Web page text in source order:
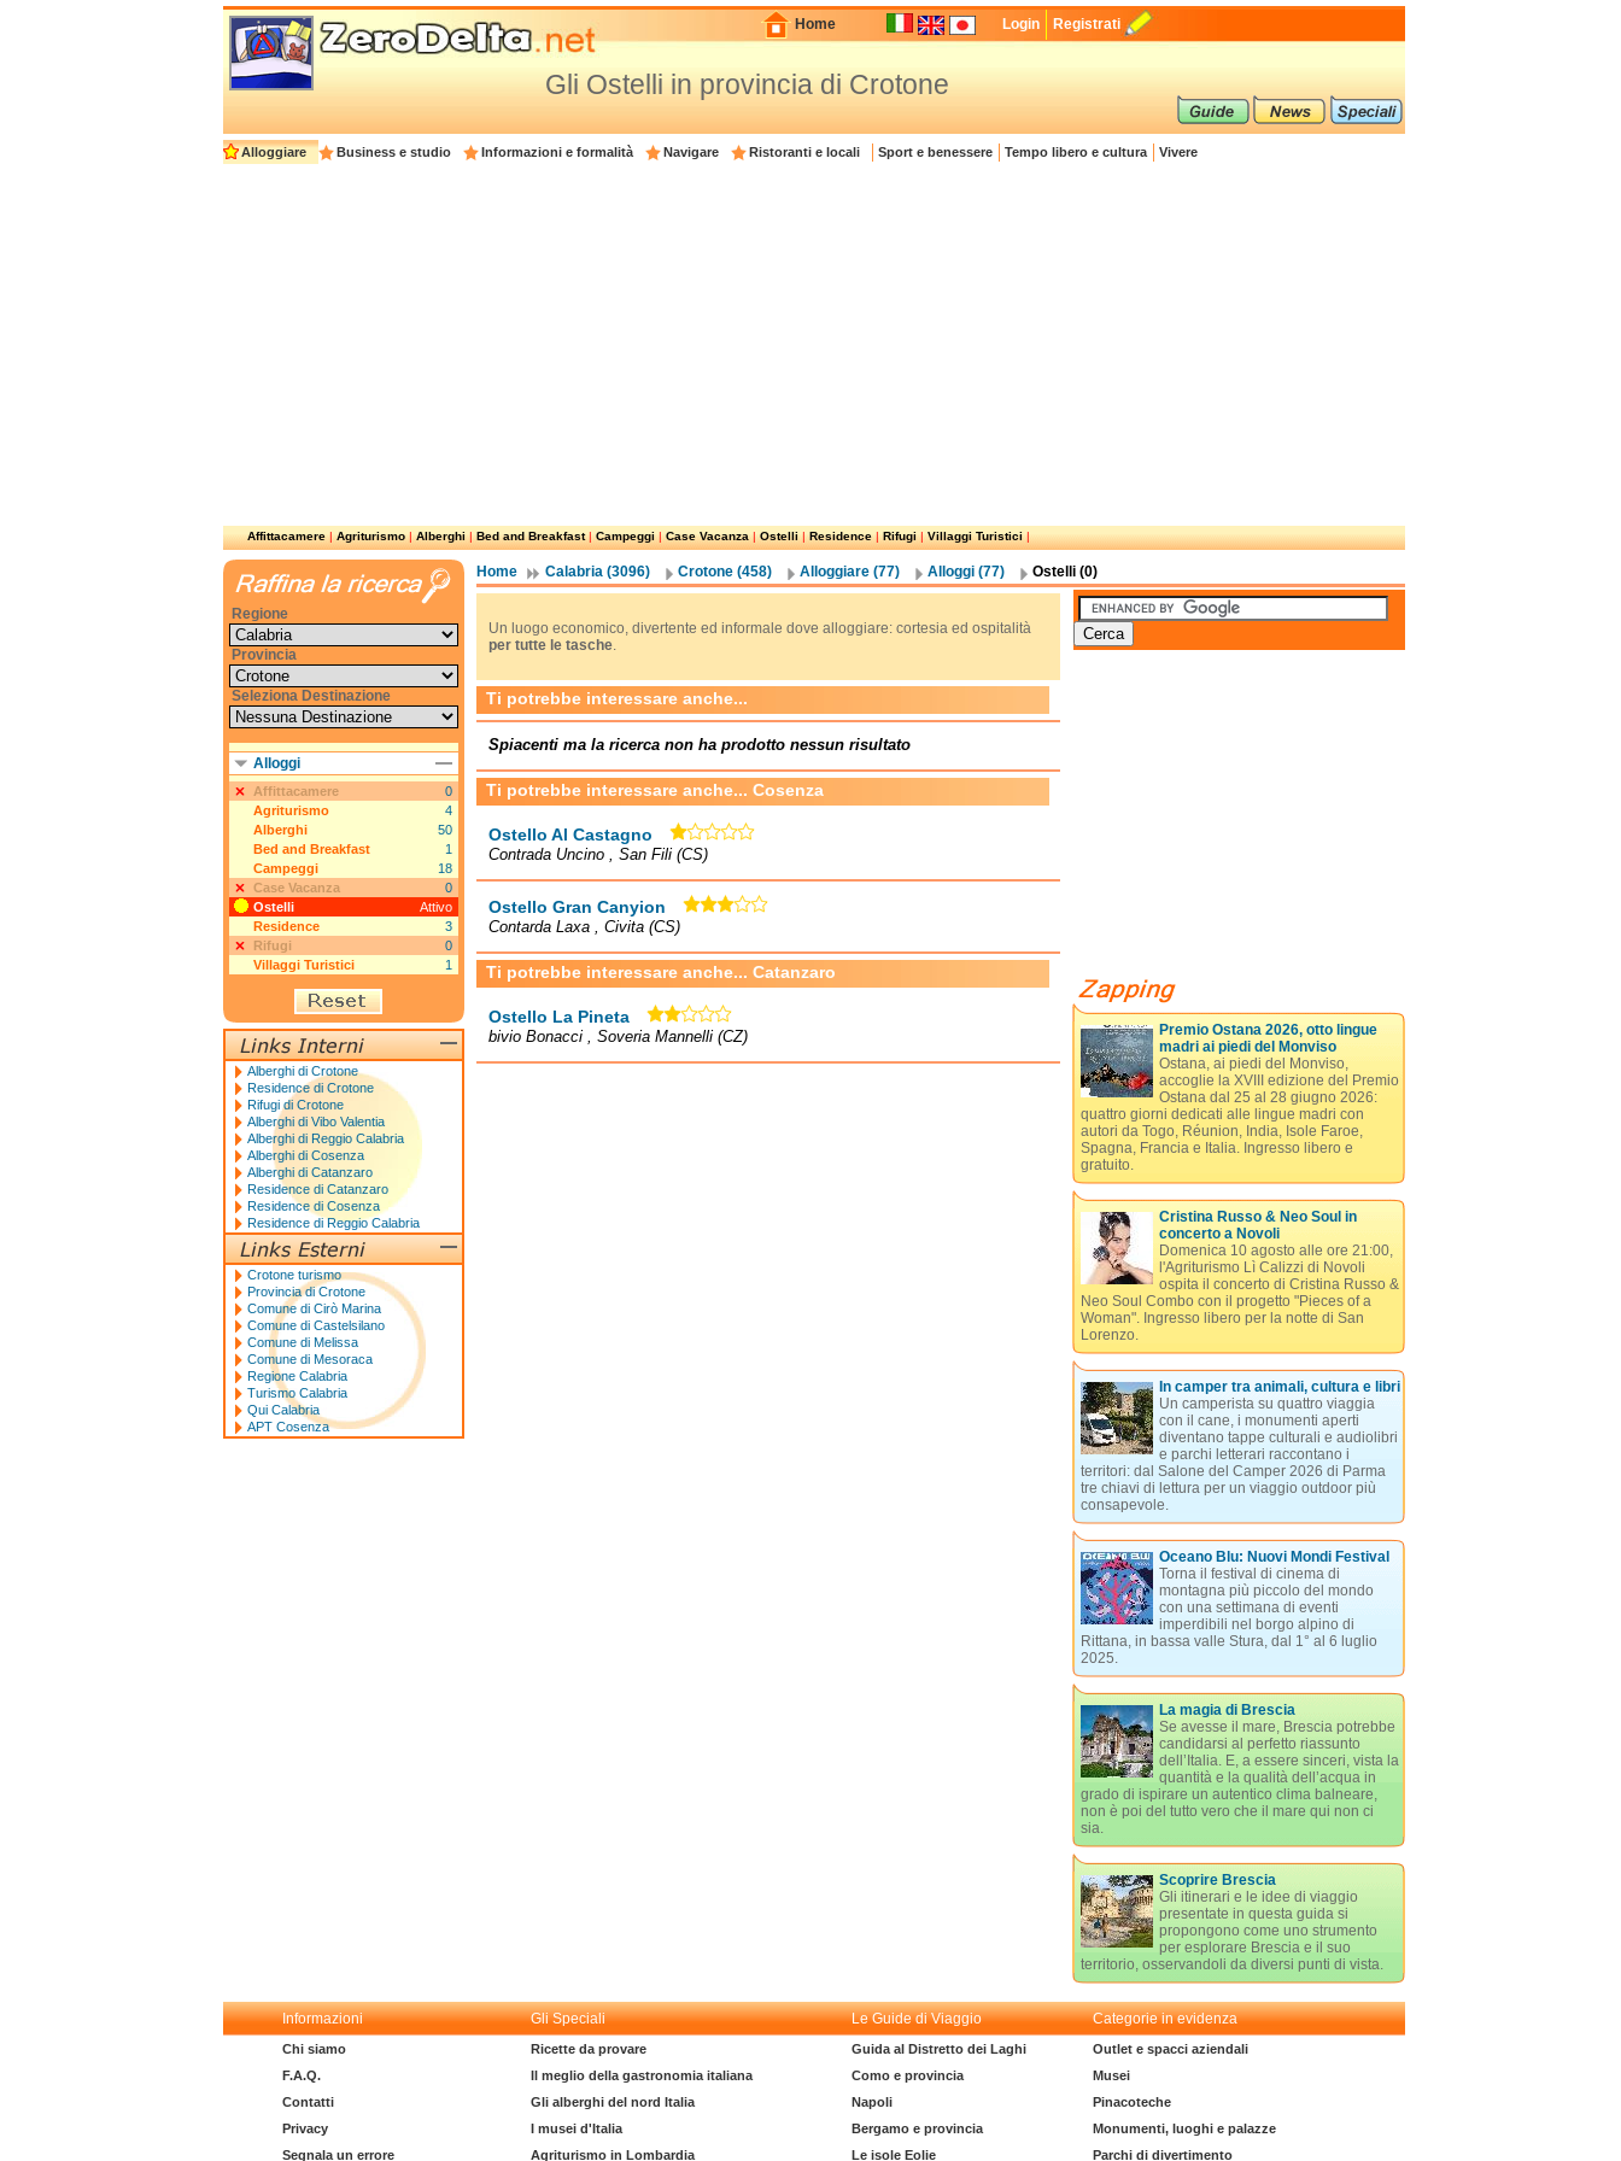
Home Login Registrati
Gli Ostelli in provincia di Crotone
Alloggiare Business e studio Informazioni e formalità Navigare Ristoranti e locali Sport e benessere Tempo libero e cultura Vivere
Affittacamere|Agriturismo|Alberghi|Bed and Breakfast|Campeggi|Case Vacanza|Ostelli|Residence|Rifugi|Villaggi Turistici|
Home Calabria (3096) Crotone (458) Alloggiare (77) Alloggi (77) Ostelli (0)
Un luogo economico, divertente ed informale dove alloggiare: cortesia ed ospitalità
per tutte le tasche.
Ti potrebbe interessare anche...
Spiacenti ma la ricerca non ha prodotto nessun risultato
Ti potrebbe interessare anche... Cosenza
Ostello Al Castagno
Contrada Uncino , San Fili (CS)
Ostello Gran Canyion
Contarda Laxa , Civita (CS)
Ti potrebbe interessare anche... Catanzaro
Ostello La Pineta
bivio Bonacci , Soveria Mannelli (CZ)
Premio Ostana 2026, otto lingue
madri ai piedi del Monviso
Ostana, ai piedi del Monviso,
accoglie la XVIII edizione del Premio
Ostana dal 25 al 28 giugno 2026:
quattro giorni dedicati alle lingue madri con
autori da Togo, Réunion, India, Isole Faroe,
Spagna, Francia e Italia. Ingresso libero e
gratuito.
Cristina Russo & Neo Soul in
concerto a Novoli
Domenica 10 agosto alle ore 21:00,
l'Agriturismo Lì Calizzi di Novoli
ospita il concerto di Cristina Russo &
Neo Soul Combo con il progetto "Pieces of a
Woman". Ingresso libero per la notte di San
Lorenzo.
In camper tra animali, cultura e libri
Un camperista su quattro viaggia
con il cane, i monumenti aperti
diventano tappe culturali e audiolibri
e parchi letterari raccontano i
territori: dal Salone del Camper 2026 di Parma
tre chiavi di lettura per un viaggio outdoor più
consapevole.
Oceano Blu: Nuovi Mondi Festival
Torna il festival di cinema di
montagna più piccolo del mondo
con una settimana di eventi
imperdibili nel borgo alpino di
Rittana, in bassa valle Stura, dal 1° al 6 luglio
2025.
La magia di Brescia
Se avesse il mare, Brescia potrebbe
candidarsi al perfetto riassunto
dell’Italia. E, a essere sinceri, vista la
quantità e la qualità dell’acqua in
grado di ispirare un autentico clima balneare,
non è poi del tutto vero che il mare qui non ci
sia.
Scoprire Brescia
Gli itinerari e le idee di viaggio
presentate in questa guida si
propongono come uno strumento
per esplorare Brescia e il suo
territorio, osservandoli da diversi punti di vista.
Regione
Provincia
Seleziona Destinazione
Alloggi
Affittacamere
0
Agriturismo
4
Alberghi
50
Bed and Breakfast
1
Campeggi
18
Case Vacanza
0
Ostelli
Attivo
Residence
3
Rifugi
0
Villaggi Turistici
1
Alberghi di Crotone
Residence di Crotone
Rifugi di Crotone
Alberghi di Vibo Valentia
Alberghi di Reggio Calabria
Alberghi di Cosenza
Alberghi di Catanzaro
Residence di Catanzaro
Residence di Cosenza
Residence di Reggio Calabria
Crotone turismo
Provincia di Crotone
Comune di Cirò Marina
Comune di Castelsilano
Comune di Melissa
Comune di Mesoraca
Regione Calabria
Turismo Calabria
Qui Calabria
APT Cosenza
Informazioni Gli Speciali Le Guide di Viaggio Categorie in evidenza
Chi siamo
F.A.Q.
Contatti
Privacy
Segnala un errore
Ricette da provare
Il meglio della gastronomia italiana
Gli alberghi del nord Italia
I musei d'Italia
Agriturismo in Lombardia
Guida al Distretto dei Laghi
Como e provincia
Napoli
Bergamo e provincia
Le isole Eolie
Outlet e spacci aziendali
Musei
Pinacoteche
Monumenti, luoghi e palazze
Parchi di divertimento